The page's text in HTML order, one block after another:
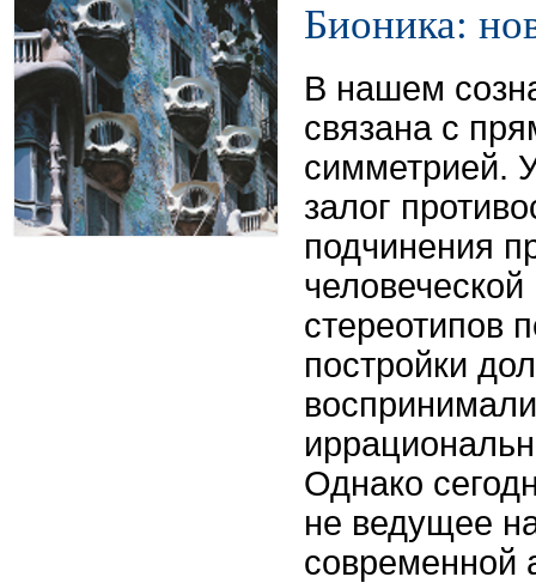
Бионика:
В нашем
связана с
симметрией.
залог
подчинения
стереотипов
постройки
Однако
не ведущее
современной